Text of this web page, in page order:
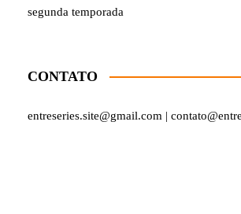
segunda temporada
CONTATO
entreseries.site@gmail.com |